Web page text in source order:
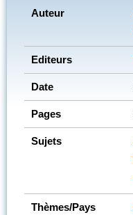
Auteur
Editeurs
Date
Pages
Sujets
Thèmes/Pays